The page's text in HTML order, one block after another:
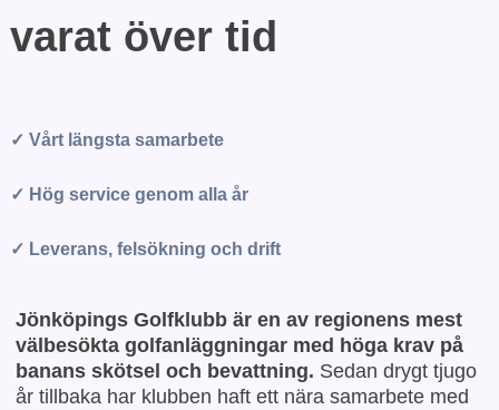
varat över tid
✓ Vårt längsta samarbete
✓ Hög service genom alla år
✓ Leverans, felsökning och drift
Jönköpings Golfklubb är en av regionens mest
välbesökta golfanläggningar med höga krav på
banans skötsel och bevattning. Sedan drygt tjugo
år tillbaka har klubben haft ett nära samarbete med